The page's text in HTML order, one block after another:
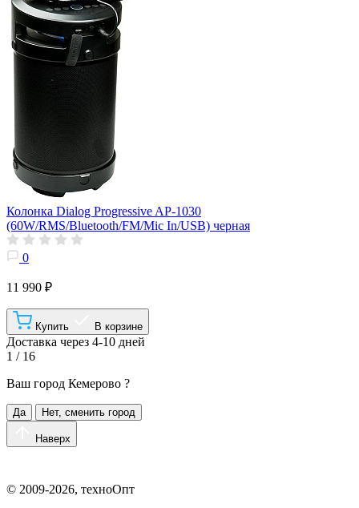
Колонка Dialog Progressive AP-1030
(60W/RMS/Bluetooth/FM/Mic In/USB) черная
0
11 990 ₽
Купить В корзине
Доставка через 4-10 дней
1 / 16
Ваш город Кемерово ?
Да Нет, сменить город
Наверх
© 2009-2026, техноОпт